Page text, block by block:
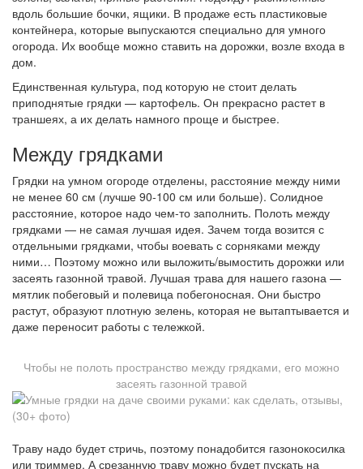
вдоль большие бочки, ящики. В продаже есть пластиковые
контейнера, которые выпускаются специально для умного
огорода. Их вообще можно ставить на дорожки, возле входа в
дом.
Единственная культура, под которую не стоит делать
приподнятые грядки — картофель. Он прекрасно растет в
траншеях, а их делать намного проще и быстрее.
Между грядками
Грядки на умном огороде отделены, расстояние между ними
не менее 60 см (лучше 90-100 см или больше). Солидное
расстояние, которое надо чем-то заполнить. Полоть между
грядками — не самая лучшая идея. Зачем тогда возится с
отдельными грядками, чтобы воевать с сорняками между
ними… Поэтому можно или выложить/вымостить дорожки или
засеять газонной травой. Лучшая трава для нашего газона —
мятлик побеговый и полевица побегоносная. Они быстро
растут, образуют плотную зелень, которая не вытаптывается и
даже переносит работы с тележкой.
Чтобы не полоть пространство между грядками, его можно
засеять газонной травой
Траву надо будет стричь, поэтому понадобится газонокосилка
или триммер. А срезанную траву можно будет пускать на